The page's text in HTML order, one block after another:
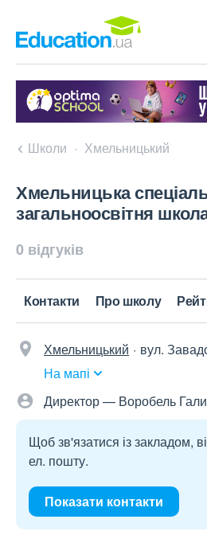
Школи Хмельницький
Хмельницька
загальноосвітня
0 відгуків
Контакти Про школу
Хмельницький
вул.
На мапі
Директор — Воробель
Щоб зв'язатися із закладом,
ел. пошту.
Показати контакти